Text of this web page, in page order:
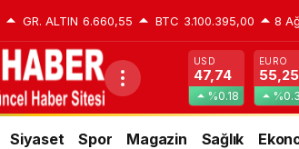
GR. ALTIN 6.660,55 BTC 3.100.395,00 8
USD
47,74
%0.18
EURO
55,25
Siyaset Spor Magazin Sağlık